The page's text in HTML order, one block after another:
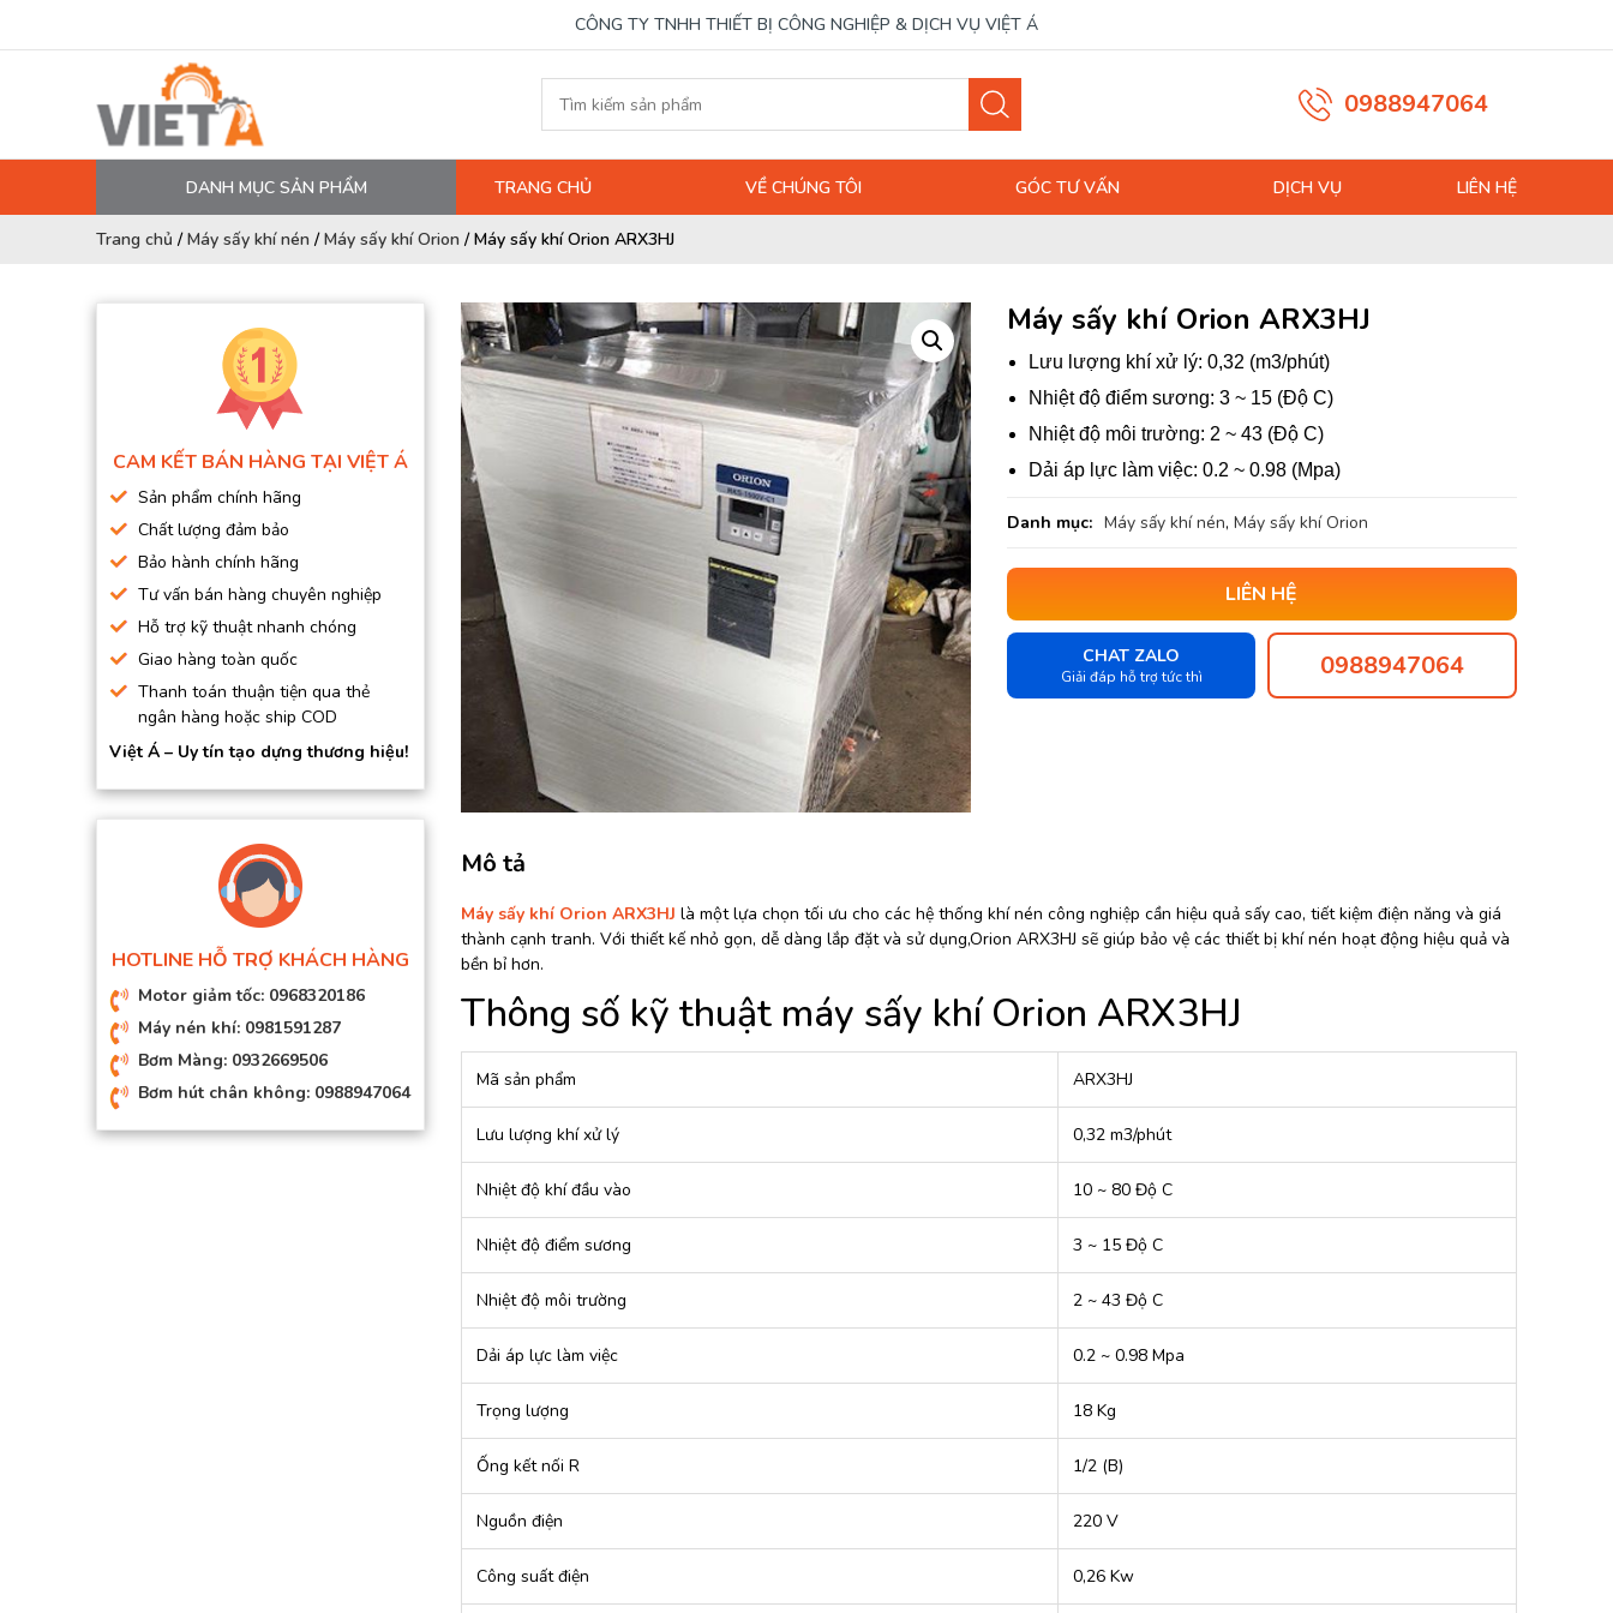
CÔNG TY TNHH THIẾT BỊ CÔNG NGHIỆP & DỊCH VỤ VIỆT Á
0988947064
DANH MỤC SẢN PHẨM
MÁY NÉN KHÍ
DẦU MÁY NÉN KHÍ
DÂY HƠI, ỐNG HƠI
BƠM MÀNG KHÍ NÉN
BƠM HÚT CHÂN KHÔNG
BƠM ĐỊNH LƯỢNG
MOTOR, HỘP GIẢM TỐC
MÁY TẠO KHÍ NITO
TRANG CHỦ VỀ CHÚNG TÔI GÓC TƯ VẤN DỊCH VỤ LIÊN HỆ
Trang chủ /Máy sấy khí nén /Máy sấy khí Orion /Máy sấy khí Orion ARX3HJ
CAM KẾT BÁN HÀNG TẠI VIỆT Á
Sản phẩm chính hãng
Chất lượng đảm bảo
Bảo hành chính hãng
Tư vấn bán hàng chuyên nghiệp
Hỗ trợ kỹ thuật nhanh chóng
Giao hàng toàn quốc
Thanh toán thuận tiện qua thẻ
ngân hàng hoặc ship COD
Việt Á – Uy tín tạo dựng thương hiệu!
HOTLINE HỖ TRỢ KHÁCH HÀNG
Motor giảm tốc: 0968320186
Máy nén khí: 0981591287
Bơm Màng: 0932669506
Bơm hút chân không: 0988947064
Máy sấy khí Orion ARX3HJ
Lưu lượng khí xử lý: 0,32 (m3/phút)
Nhiệt độ điểm sương: 3 ~ 15 (Độ C)
Nhiệt độ môi trường: 2 ~ 43 (Độ C)
Dải áp lực làm việc: 0.2 ~ 0.98 (Mpa)
Danh mục: Máy sấy khí nén, Máy sấy khí Orion
LIÊN HỆ
CHAT ZALO
Giải đáp hỗ trợ tức thì 0988947064
Mô tả
Máy sấy khí Orion ARX3HJ là một lựa chọn tối ưu cho các hệ thống khí nén công nghiệp cần hiệu quả sấy cao, tiết kiệm điện năng và giá
thành cạnh tranh. Với thiết kế nhỏ gọn, dễ dàng lắp đặt và sử dụng,Orion ARX3HJ sẽ giúp bảo vệ các thiết bị khí nén hoạt động hiệu quả và
bền bỉ hơn.
Thông số kỹ thuật máy sấy khí Orion ARX3HJ
Mã sản phẩm ARX3HJ
Lưu lượng khí xử lý 0,32 m3/phút
Nhiệt độ khí đầu vào 10 ~ 80 Độ C
Nhiệt độ điểm sương 3 ~ 15 Độ C
Nhiệt độ môi trường 2 ~ 43 Độ C
Dải áp lực làm việc 0.2 ~ 0.98 Mpa
Trọng lượng 18 Kg
Ống kết nối R 1/2 (B)
Nguồn điện 220 V
Công suất điện 0,26 Kw